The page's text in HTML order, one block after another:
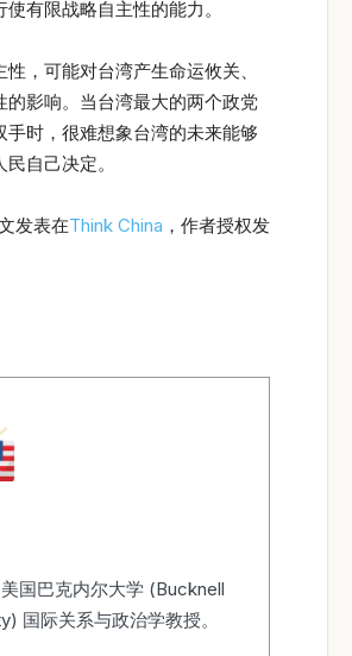
有限战略自主性的能力。
，可能对台湾产生命运攸关、
的影响。当台湾最大的两个政党
手时，很难想象台湾的未来能够
自己决定。
发表在Think China ，作者授权发
国巴克内尔大学 (Bucknell
国际关系与政治学教授。